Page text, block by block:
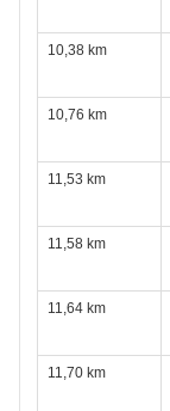
10,38 km
10,76 km
11,53 km
11,58 km
11,64 km
11,70 km